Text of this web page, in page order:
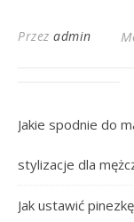
Przez admin
Jakie spodnie do
stylizacje dla
Jak ustawić